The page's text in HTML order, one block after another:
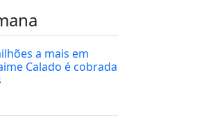
a mais em
Calado é cobrada